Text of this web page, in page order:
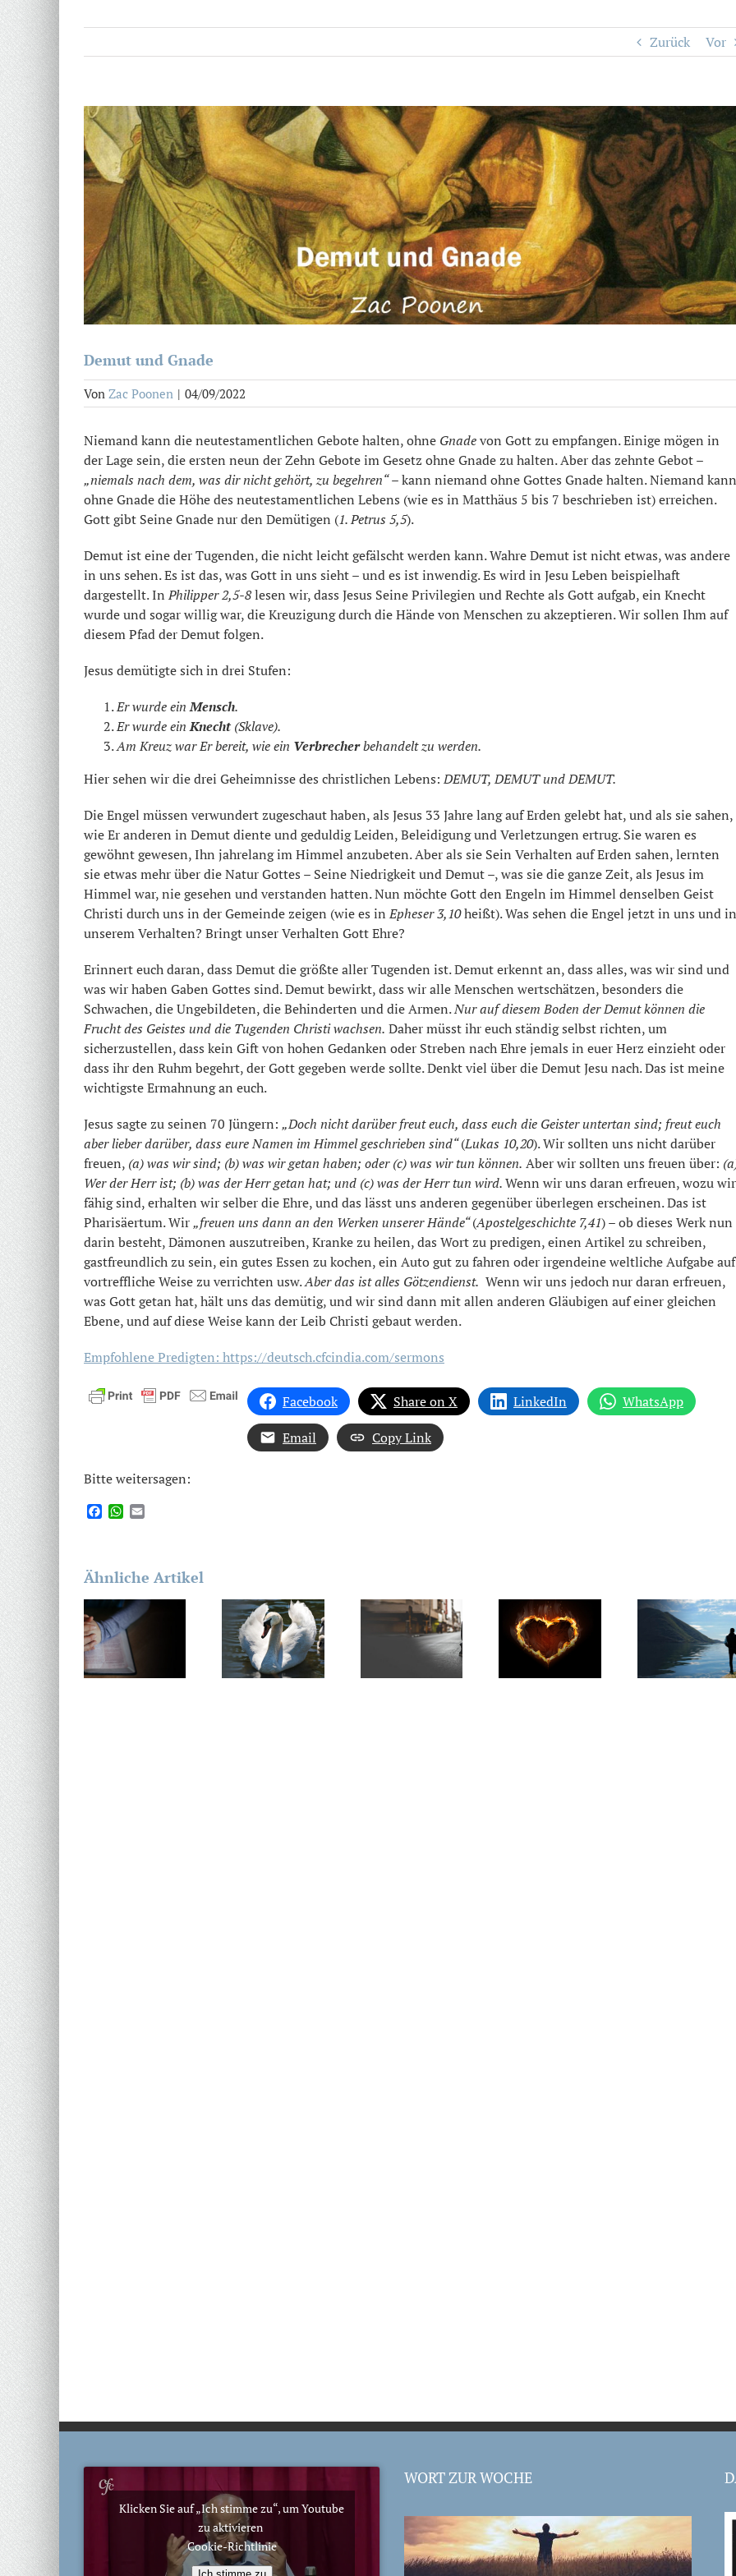
Zurück Vor
Zeige
grösseres
Bild
Demut und Gnade
Von Zac Poonen | 04/09/2022
Niemand kann die neutestamentlichen Gebote halten, ohne Gnadevon Gott zu empfangen. Einige mögen in
der Lage sein, die ersten neun der Zehn Gebote im Gesetz ohne Gnade zu halten. Aber das zehnte Gebot –
„niemals nach dem, was dir nicht gehört, zu begehren“– kann niemand ohne Gottes Gnade halten. Niemand kann
ohne Gnade die Höhe des neutestamentlichen Lebens (wie es in Matthäus 5 bis 7 beschrieben ist) erreichen.
Gott gibt Seine Gnade nur den Demütigen (1. Petrus 5,5).
Demut ist eine der Tugenden, die nicht leicht gefälscht werden kann. Wahre Demut ist nicht etwas, was andere
in uns sehen. Es ist das, was Gott in uns sieht – und es ist inwendig. Es wird in Jesu Leben beispielhaft
dargestellt. InPhilipper 2,5-8lesen wir, dass Jesus Seine Privilegien und Rechte als Gott aufgab, ein Knecht
wurde und sogar willig war, die Kreuzigung durch die Hände von Menschen zu akzeptieren. Wir sollen Ihm auf
diesem Pfad der Demut folgen.
Jesus demütigte sich in drei Stufen:
Er wurde einMensch.
Er wurde einKnecht(Sklave).
Am Kreuz war Er bereit, wie ein Verbrecherbehandelt zu werden.
Hier sehen wir die drei Geheimnisse des christlichen Lebens:DEMUT, DEMUT und DEMUT.
Die Engel müssen verwundert zugeschaut haben, als Jesus 33 Jahre lang auf Erden gelebt hat, und als sie sahen,
wie Er anderen in Demut diente und geduldig Leiden, Beleidigung und Verletzungen ertrug. Sie waren es
gewöhnt gewesen, Ihn jahrelang im Himmel anzubeten. Aber als sie Sein Verhalten auf Erden sahen, lernten
sie etwas mehr über die Natur Gottes – Seine Niedrigkeit und Demut –, was sie die ganze Zeit, als Jesus im
Himmel war, nie gesehen und verstanden hatten. Nun möchte Gott den Engeln im Himmel denselben Geist
Christi durch uns in der Gemeinde zeigen (wie es inEpheser 3,10heißt). Was sehen die Engel jetzt in uns und in
unserem Verhalten? Bringt unser Verhalten Gott Ehre?
Erinnert euch daran, dass Demut die größte aller Tugenden ist. Demut erkennt an, dass alles, was wir sind und
was wir haben Gaben Gottes sind. Demut bewirkt, dass wir alle Menschen wertschätzen, besonders die
Schwachen, die Ungebildeten, die Behinderten und die Armen.Nur auf diesem Boden der Demut können die
Frucht des Geistes und die Tugenden Christi wachsen. Daher müsst ihr euch ständig selbst richten, um
sicherzustellen, dass kein Gift von hohen Gedanken oder Streben nach Ehre jemals in euer Herz einzieht oder
dass ihr den Ruhm begehrt, der Gott gegeben werde sollte. Denkt viel über die Demut Jesu nach. Das ist meine
wichtigste Ermahnung an euch.
Jesus sagte zu seinen 70 Jüngern: „Doch nicht darüber freut euch, dass euch die Geister untertan sind; freut euch
aber lieber darüber, dass eure Namen im Himmel geschrieben sind“(Lukas 10,20). Wir sollten uns nicht darüber
freuen, (a) was wir sind; (b) was wir getan haben; oder (c) was wir tun können. Aber wir sollten uns freuen über:
Wer der Herr ist; (b) was der Herr getan hat; und (c) was der Herr tun wird.Wenn wir uns daran erfreuen, wozu wir
fähig sind, erhalten wir selber die Ehre, und das lässt uns anderen gegenüber überlegen erscheinen. Das ist
Pharisäertum. Wir„freuen uns dann an den Werken unserer Hände“(Apostelgeschichte 7,41) – ob dieses Werk nun
darin besteht, Dämonen auszutreiben, Kranke zu heilen, das Wort zu predigen, einen Artikel zu schreiben,
gastfreundlich zu sein, ein gutes Essen zu kochen, ein Auto gut zu fahren oder irgendeine weltliche Aufgabe auf
vortreffliche Weise zu verrichten usw.Aber das ist alles Götzendienst. Wenn wir uns jedoch nur daran erfreuen,
was Gott getan hat, hält uns das demütig, und wir sind dann mit allen anderen Gläubigen auf einer gleichen
Ebene, und auf diese Weise kann der Leib Christi gebaut werden.
Empfohlene Predigten: https://deutsch.cfcindia.com/sermons
Facebook Share on X LinkedIn
WhatsApp
Email
Copy Link
Bitte weitersagen:
FacebookWhatsApp
Ähnliche Artikel
Grundsätze
Verleihens
Die
Tugend
der
dich
nicht auf
Ehebruch
beginnt
im
Unterschied
zwischen
Tieren,
Menschen
Klicken Sie auf „Ich stimme zu“, um Youtube
zu aktivieren
Cookie-Richtlinie
WORT ZUR WOCHE